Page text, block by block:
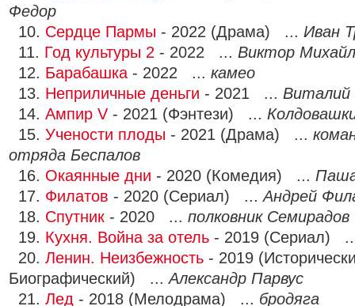
Федор
10. Сердце Пармы - 2022 (Драма) ... Иван
11. Год культуры 2 - 2022 ... Виктор
12. Барабашка - 2022 ... камео
13. Неприличные деньги - 2021 ... Виталий
14. Ампир V - 2021 (Фэнтези) ...
15. Учености плоды - 2021 (Драма) ...
отряда Беспалов
16. Окаянные дни - 2020 (Комедия) ...
17. Филатов - 2020 (Сериал) ...Андрей
18. Спутник - 2020 ... полковник Семирадов
19. Кухня. Война за отель - 2019 (Сериал)
20. Ленин. Неизбежность - 2019
Биографический) ...Александр Парвус
21. Лед - 2018 (Мелодрама) ... бродяга